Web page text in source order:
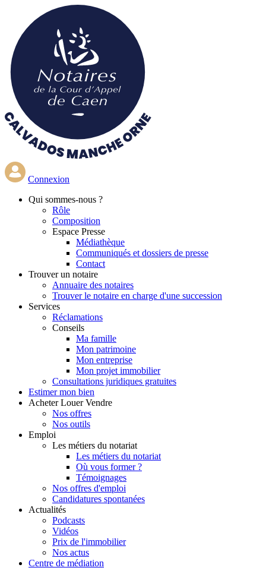
contenu
principal
Connexion
Qui sommes-nous ?
Rôle
Composition
Espace Presse
Médiathèque
Communiqués et dossiers de presse
Contact
Trouver un notaire
Annuaire des notaires
Trouver le notaire en charge d'une succession
Services
Réclamations
Conseils
Ma famille
Mon patrimoine
Mon entreprise
Mon projet immobilier
Consultations juridiques gratuites
Estimer mon bien
Acheter Louer Vendre
Nos offres
Nos outils
Emploi
Les métiers du notariat
Les métiers du notariat
Où vous former ?
Témoignages
Nos offres d'emploi
Candidatures spontanées
Actualités
Podcasts
Vidéos
Prix de l'immobilier
Nos actus
Centre de médiation